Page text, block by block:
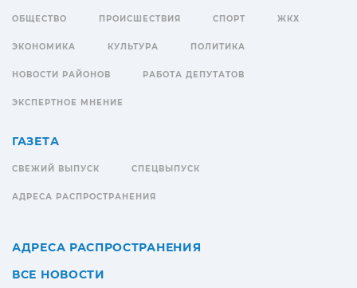
ОБЩЕСТВО ПРОИСШЕСТВИЯ СПОРТ ЖКХ
ЭКОНОМИКА КУЛЬТУРА ПОЛИТИКА
НОВОСТИ РАЙОНОВ РАБОТА ДЕПУТАТОВ
ЭКСПЕРТНОЕ МНЕНИЕ
ГАЗЕТА
СВЕЖИЙ ВЫПУСК СПЕЦВЫПУСК
АДРЕСА РАСПРОСТРАНЕНИЯ
АДРЕСА РАСПРОСТРАНЕНИЯ
ВСЕ НОВОСТИ